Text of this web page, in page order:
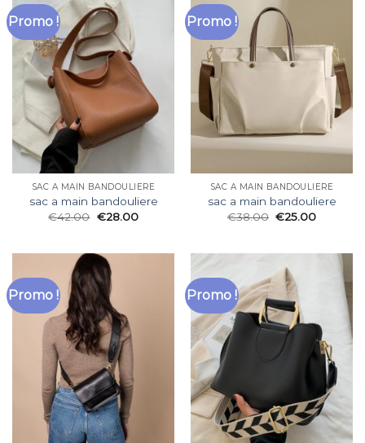
Promo !
SAC A MAIN BANDOULIERE
sac a main bandouliere
€42.00 €28.00
Promo !
SAC A MAIN BANDOULIERE
sac a main bandouliere
€38.00 €25.00
Promo ! Promo !